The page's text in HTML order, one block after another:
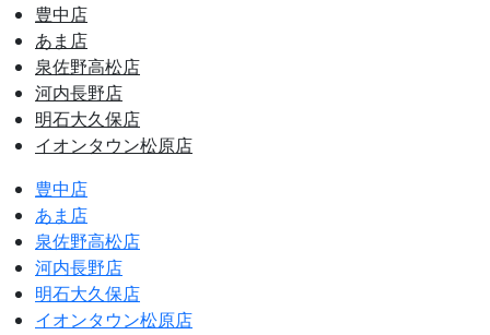
豊中店
あま店
泉佐野高松店
河内長野店
明石大久保店
イオンタウン松原店
豊中店
あま店
泉佐野高松店
河内長野店
明石大久保店
イオンタウン松原店